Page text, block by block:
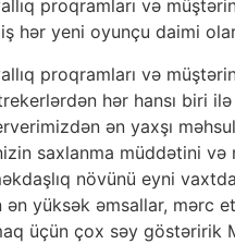
proqramları və
hər yeni oyunçu daimi
proqramları və
hər hansı biri
ən yaxşı
saxlanma müddətini və
növünü eyni
ən yüksək əmsallar, mərc
üçün çox səy göstəririk